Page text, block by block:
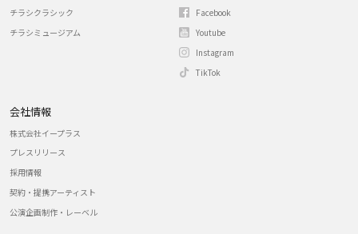
チラシクラシック
チラシミュージアム
Facebook
Youtube
Instagram
TikTok
会社情報
株式会社イープラス
プレスリリース
採用情報
契約・提携アーティスト
公演企画制作・レーベル